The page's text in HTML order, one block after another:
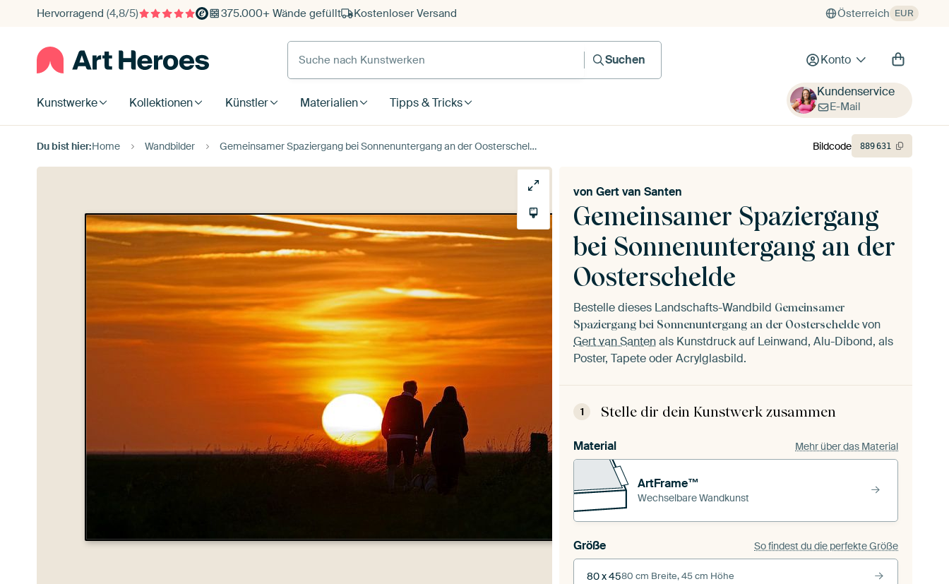
Hervorragend (4,8/5) 375.000+ Wände gefüllt Kostenloser Versand Österreich EUR
Suche nach Kunstwerken
Suchen
Konto
Kunstwerke Kollektionen Künstler Materialien Tipps & Tricks
Kundenservice
E-Mail
Du bist hier:Home Wandbilder Gemeinsamer Spaziergang bei Sonnenuntergang an der Oosterschelde
Gemeinsamer Spaziergang
bei Sonnenuntergang an der
Oosterschelde
von Gert van Santen
Bestelle dieses Landschafts-Wandbild Gemeinsamer
Spaziergang bei Sonnenuntergang an der Oosterschelde von
Gert van Santenals Kunstdruck auf Leinwand, Alu-Dibond, als
Poster, Tapete oder Acrylglasbild.
1 Stelle dir dein Kunstwerk zusammen
Material Mehr über das Material
ArtFrame™
Wechselbare Wandkunst
Größe So findest du die perfekte Größe
80 x 4580 cm Breite, 45 cm Höhe
Bildcode 889631